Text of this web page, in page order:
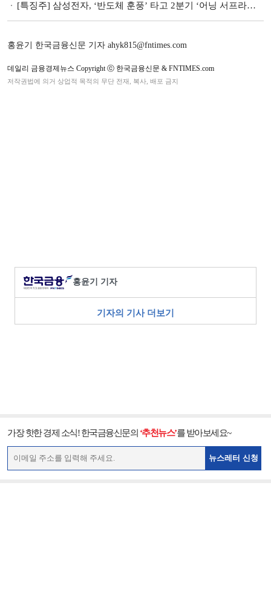
[특징주] 삼성전자, ‘반도체 훈풍’ 타고 2분기 ‘어닝 서프라이즈’…1%대 강세
홍윤기 한국금융신문 기자 ahyk815@fntimes.com
데일리 금융경제뉴스 Copyright ⓒ 한국금융신문 & FNTIMES.com
저작권법에 의거 상업적 목적의 무단 전재, 복사, 배포 금지
홍윤기 기자
기자의 기사 더보기
가장 핫한 경제 소식! 한국금융신문의 ‘추천뉴스’를 받아보세요~
뉴스레터 신청